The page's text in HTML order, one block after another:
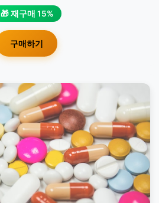
🎁 재구매 15%
구매하기